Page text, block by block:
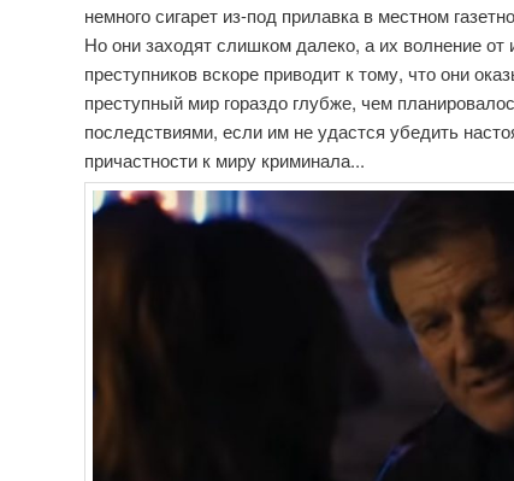
немного сигарет из-под прилавка в местном
Но они заходят слишком далеко, а их волнение от
преступников вскоре приводит к тому, что они
преступный мир гораздо глубже, чем
последствиями, если им не удастся убедить
причастности к миру криминала...